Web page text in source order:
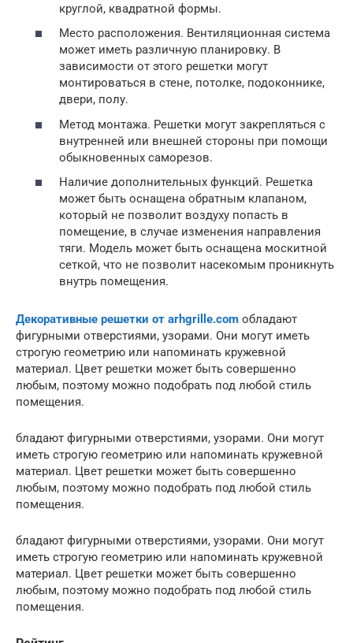
круглой, квадратной формы.
Место расположения. Вентиляционная система
может иметь различную планировку. В
зависимости от этого решетки могут
монтироваться в стене, потолке, подоконнике,
двери, полу.
Метод монтажа. Решетки могут закрепляться с
внутренней или внешней стороны при помощи
обыкновенных саморезов.
Наличие дополнительных функций. Решетка
может быть оснащена обратным клапаном,
который не позволит воздуху попасть в
помещение, в случае изменения направления
тяги. Модель может быть оснащена москитной
сеткой, что не позволит насекомым проникнуть
внутрь помещения.
Декоративные решетки от arhgrille.com обладают
фигурными отверстиями, узорами. Они могут иметь
строгую геометрию или напоминать кружевной
материал. Цвет решетки может быть совершенно
любым, поэтому можно подобрать под любой стиль
помещения.
бладают фигурными отверстиями, узорами. Они могут
иметь строгую геометрию или напоминать кружевной
материал. Цвет решетки может быть совершенно
любым, поэтому можно подобрать под любой стиль
помещения.
бладают фигурными отверстиями, узорами. Они могут
иметь строгую геометрию или напоминать кружевной
материал. Цвет решетки может быть совершенно
любым, поэтому можно подобрать под любой стиль
помещения.